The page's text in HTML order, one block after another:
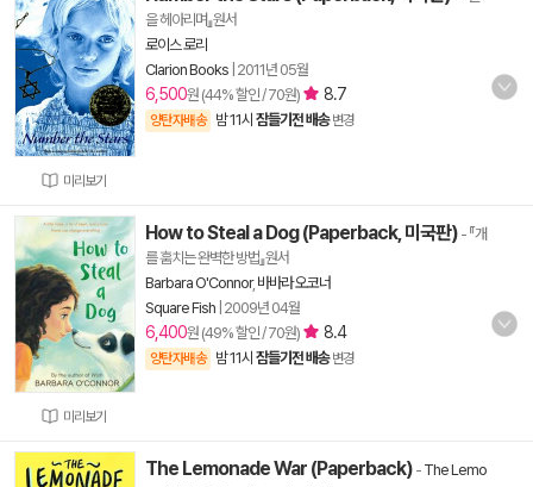
미리보기
을 헤아리며』원서
로이스 로리
Clarion Books 2011년 05월
6,500원 (44% 할인 / 70원) 8.7
양탄자배송 밤 11시 잠들기전 배송 변경
미리보기
How to Steal a Dog (Paperback, 미국판) - 『개
를 훔치는 완벽한 방법』원서
Barbara O'Connor, 바바라 오코너
Square Fish 2009년 04월
6,400원 (49% 할인 / 70원) 8.4
양탄자배송 밤 11시 잠들기전 배송 변경
The Lemonade War (Paperback) - The Lemo